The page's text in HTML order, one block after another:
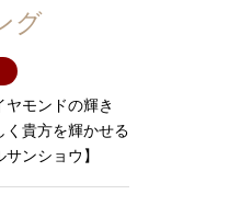
グ
ヤモンドの輝き
く貴方を輝かせる
サンショウ】